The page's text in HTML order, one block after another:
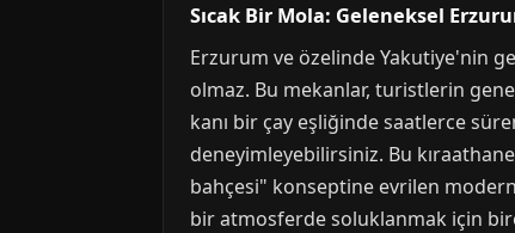
Sıcak Bir Mola: Geleneksel
Erzurum ve özelinde Yakutiye'nin
olmaz. Bu mekanlar, turistlerin
kanı bir çay eşliğinde saatlerce
deneyimleyebilirsiniz. Bu
bahçesi" konseptine evrilen
bir atmosferde soluklanmak için